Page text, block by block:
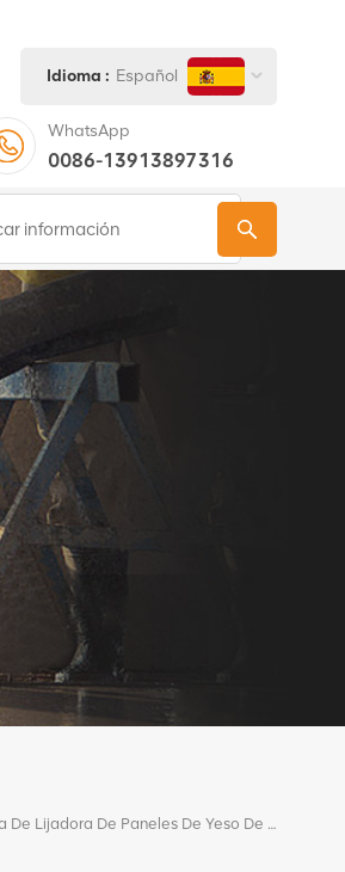
Idioma : Español
WhatsApp
0086-13913897316
Herramienta De Lijadora De Paneles De Yeso De Mango Corto